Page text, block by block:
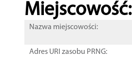
Miejscowość:
Nazwa miejscowości:
Adres URI zasobu PRNG: